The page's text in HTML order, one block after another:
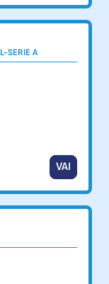
SERIE A
VAI